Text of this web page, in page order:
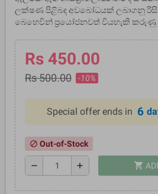
ලක්ෂණ පිළිබද අවබෝධයක් ලබාගනු රිසි
බෙහෙවින් ප‍්‍රයෝජනවත් වියහැකි කරුණු
Rs 450.00
Rs 500.00 -10%
Special offer ends in 6
block Out-of-Stock
remove add shopping_cart